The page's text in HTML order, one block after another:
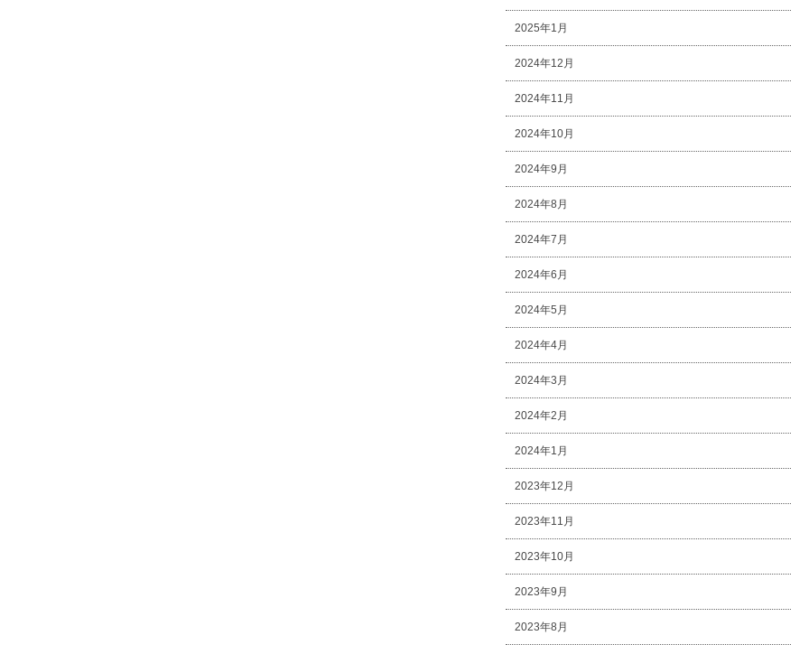
2025年1月
2024年12月
2024年11月
2024年10月
2024年9月
2024年8月
2024年7月
2024年6月
2024年5月
2024年4月
2024年3月
2024年2月
2024年1月
2023年12月
2023年11月
2023年10月
2023年9月
2023年8月